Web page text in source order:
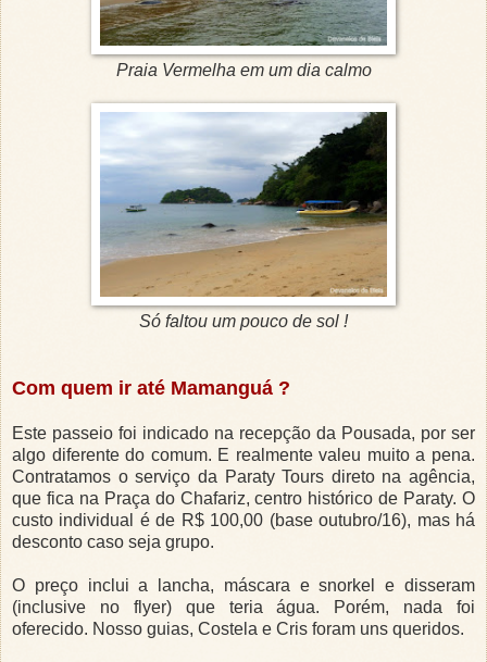
Praia Vermelha em um dia calmo
Só faltou um pouco de sol !
Com quem ir até Mamanguá ?
Este passeio foi indicado na recepção da Pousada, por ser
algo diferente do comum. E realmente valeu muito a pena.
Contratamos o serviço da Paraty Tours direto na agência,
que fica na Praça do Chafariz, centro histórico de Paraty. O
custo individual é de R$ 100,00 (base outubro/16), mas há
desconto caso seja grupo.
O preço inclui a lancha, máscara e snorkel e disseram
(inclusive no flyer) que teria água. Porém, nada foi
oferecido. Nosso guias, Costela e Cris foram uns queridos.